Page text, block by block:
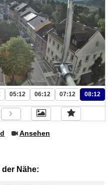
05:12 06:12 07:12 08:12
Ansehen
Nähe: